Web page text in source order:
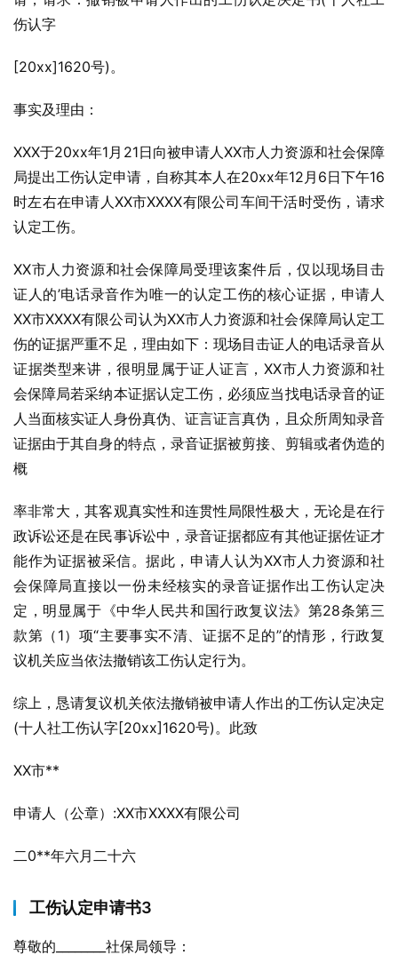
伤认字
[20xx]1620号)。
事实及理由：
XXX于20xx年1月21日向被申请人XX市人力资源和社会保障
局提出工伤认定申请，自称其本人在20xx年12月6日下午16
时左右在申请人XX市XXXX有限公司车间干活时受伤，请求
认定工伤。
XX市人力资源和社会保障局受理该案件后，仅以现场目击
证人的’电话录音作为唯一的认定工伤的核心证据，申请人
XX市XXXX有限公司认为XX市人力资源和社会保障局认定工
伤的证据严重不足，理由如下：现场目击证人的电话录音从
证据类型来讲，很明显属于证人证言，XX市人力资源和社
会保障局若采纳本证据认定工伤，必须应当找电话录音的证
人当面核实证人身份真伪、证言证言真伪，且众所周知录音
证据由于其自身的特点，录音证据被剪接、剪辑或者伪造的
概
率非常大，其客观真实性和连贯性局限性极大，无论是在行
政诉讼还是在民事诉讼中，录音证据都应有其他证据佐证才
能作为证据被采信。据此，申请人认为XX市人力资源和社
会保障局直接以一份未经核实的录音证据作出工伤认定决
定，明显属于《中华人民共和国行政复议法》第28条第三
款第（1）项“主要事实不清、证据不足的”的情形，行政复
议机关应当依法撤销该工伤认定行为。
综上，恳请复议机关依法撤销被申请人作出的工伤认定决定
(十人社工伤认字[20xx]1620号)。此致
XX市**
申请人（公章）:XX市XXXX有限公司
二0**年六月二十六
工伤认定申请书3
尊敬的________社保局领导：